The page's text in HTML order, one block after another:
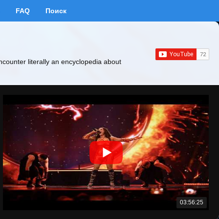
FAQ Поиск
literally an encyclopedia about
03:56:25